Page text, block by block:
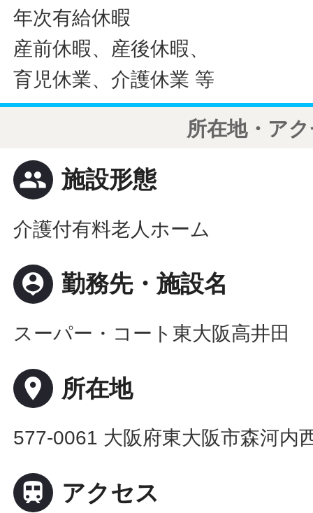
年次有給休暇
産前休暇、産後休暇、
育児休業、介護休業 等
所在地・ア
people 施設形態
介護付有料老人ホーム
person_pin 勤務先・施設名
スーパー・コート東大阪高井田
place 所在地
577-0061 大阪府東大阪市森河内
 アクセス